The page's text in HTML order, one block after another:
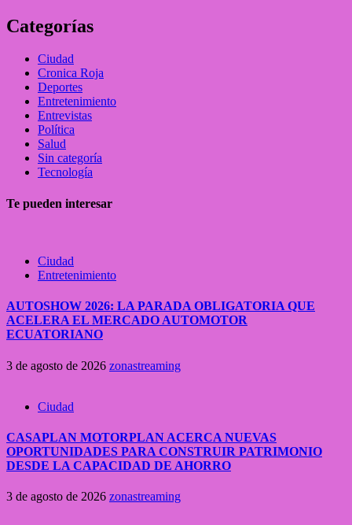
Categorías
Ciudad
Cronica Roja
Deportes
Entretenimiento
Entrevistas
Política
Salud
Sin categoría
Tecnología
Te pueden interesar
Ciudad
Entretenimiento
AUTOSHOW 2026: LA PARADA OBLIGATORIA QUE
ACELERA EL MERCADO AUTOMOTOR
ECUATORIANO
3 de agosto de 2026 zonastreaming
Ciudad
CASAPLAN MOTORPLAN ACERCA NUEVAS
OPORTUNIDADES PARA CONSTRUIR PATRIMONIO
DESDE LA CAPACIDAD DE AHORRO
3 de agosto de 2026 zonastreaming